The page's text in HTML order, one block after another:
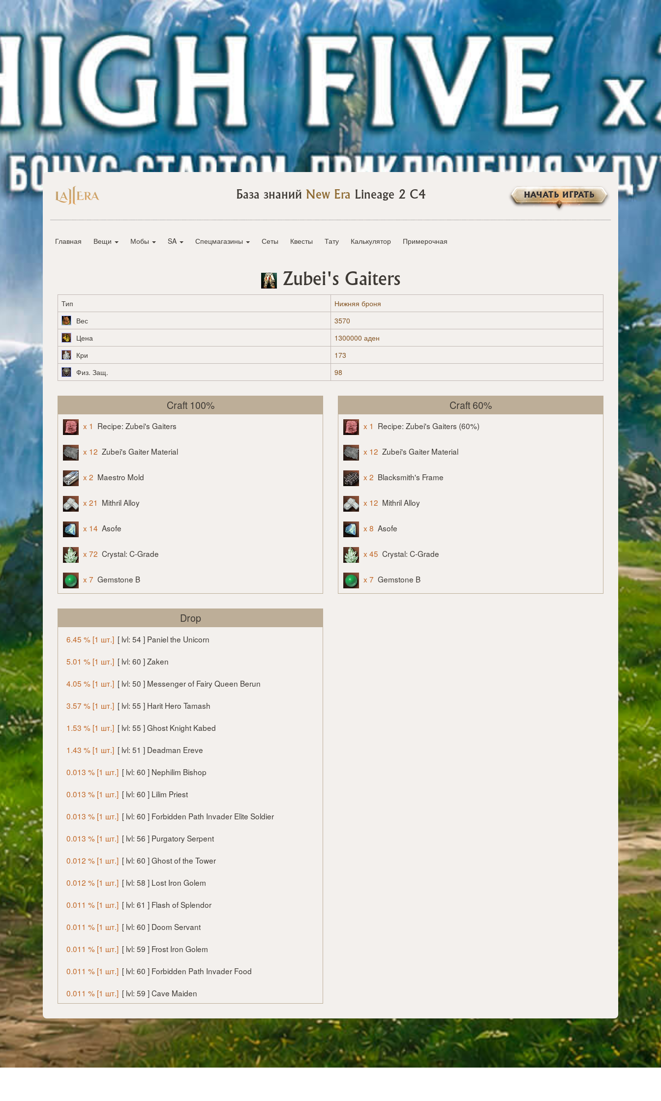
База знаний New Era Lineage 2 C4 НАЧАТЬ ИГРАТЬ
Главная Вещи Мобы SA Спецмагазины Сеты Квесты Тату Калькулятор Примерочная
Zubei's Gaiters
Тип
Нижняя броня
Вес
3570
Цена
1300000 аден
Кри
173
Физ. Защ.
98
Craft 100%
x 1 Recipe: Zubei's Gaiters
x 12 Zubei's Gaiter Material
x 2 Maestro Mold
x 21 Mithril Alloy
x 14 Asofe
x 72 Crystal: C-Grade
x 7 Gemstone B
Craft 60%
x 1 Recipe: Zubei's Gaiters (60%)
x 12 Zubei's Gaiter Material
x 2 Blacksmith's Frame
x 12 Mithril Alloy
x 8 Asofe
x 45 Crystal: C-Grade
x 7 Gemstone B
Drop
6.45 % [1 шт.] [ lvl: 54 ] Paniel the Unicorn
5.01 % [1 шт.] [ lvl: 60 ] Zaken
4.05 % [1 шт.] [ lvl: 50 ] Messenger of Fairy Queen Berun
3.57 % [1 шт.] [ lvl: 55 ] Harit Hero Tamash
1.53 % [1 шт.] [ lvl: 55 ] Ghost Knight Kabed
1.43 % [1 шт.] [ lvl: 51 ] Deadman Ereve
0.013 % [1 шт.] [ lvl: 60 ] Nephilim Bishop
0.013 % [1 шт.] [ lvl: 60 ] Lilim Priest
0.013 % [1 шт.] [ lvl: 60 ] Forbidden Path Invader Elite Soldier
0.013 % [1 шт.] [ lvl: 56 ] Purgatory Serpent
0.012 % [1 шт.] [ lvl: 60 ] Ghost of the Tower
0.012 % [1 шт.] [ lvl: 58 ] Lost Iron Golem
0.011 % [1 шт.] [ lvl: 61 ] Flash of Splendor
0.011 % [1 шт.] [ lvl: 60 ] Doom Servant
0.011 % [1 шт.] [ lvl: 59 ] Frost Iron Golem
0.011 % [1 шт.] [ lvl: 60 ] Forbidden Path Invader Food
0.011 % [1 шт.] [ lvl: 59 ] Cave Maiden